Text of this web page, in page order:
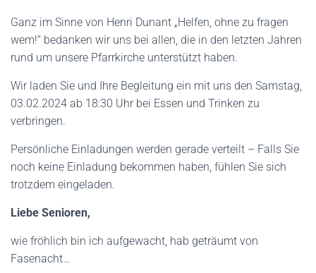
Ganz im Sinne von Henri Dunant „Helfen, ohne zu fragen
wem!“ bedanken wir uns bei allen, die in den letzten Jahren
rund um unsere Pfarrkirche unterstützt haben.
Wir laden Sie und Ihre Begleitung ein mit uns den Samstag,
03.02.2024 ab 18:30 Uhr bei Essen und Trinken zu
verbringen.
Persönliche Einladungen werden gerade verteilt – Falls Sie
noch keine Einladung bekommen haben, fühlen Sie sich
trotzdem eingeladen.
Liebe Senioren,
wie fröhlich bin ich aufgewacht, hab geträumt von
Fasenacht…